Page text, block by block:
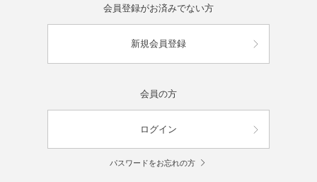
会員登録がお済みでない方
新規会員登録
会員の方
ログイン
パスワードをお忘れの方